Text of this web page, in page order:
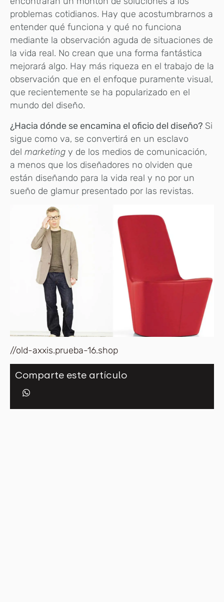
problemas cotidianos. Hay que acostumbrarnos a
entender qué funciona y qué no funciona
mediante la observación aguda de situaciones de
la vida real. No crean que una forma fantástica
mejorará algo. Hay más riqueza en el trabajo de la
observación que en el enfoque puramente visual,
que recientemente se ha popularizado en el
mundo del diseño.
¿Hacia dónde se encamina el oficio del diseño? Si
sigue como va, se convertirá en un esclavo
del marketing y de los medios de comunicación,
a menos que los diseñadores no olviden que
están diseñando para la vida real y no por un
sueño de glamur presentado por las revistas.
//old-axxis.prueba-16.shop
Comparte este artículo